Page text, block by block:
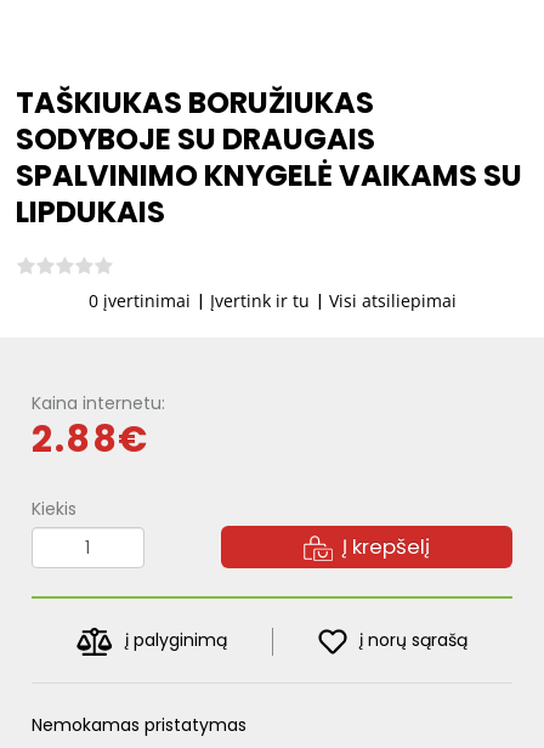
TAŠKIUKAS BORUŽIUKAS
SODYBOJE SU DRAUGAIS
SPALVINIMO KNYGELĖ VAIKAMS SU
LIPDUKAIS
0 įvertinimai | Įvertink ir tu | Visi atsiliepimai
Kaina internetu:
2.88€
Kiekis
Į krepšelį
į palyginimą į norų sąrašą
Nemokamas pristatymas